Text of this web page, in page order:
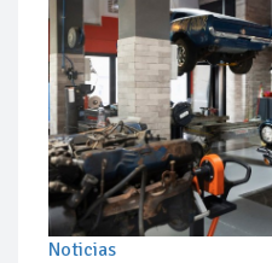
Noticias